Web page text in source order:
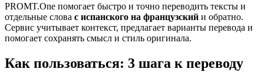
PROMT.One помогает быстро и точно переводить тексты и
отдельные слова с испанского на французский и обратно.
Сервис учитывает контекст, предлагает варианты перевода и
помогает сохранять смысл и стиль оригинала.
Как пользоваться: 3 шага к переводу